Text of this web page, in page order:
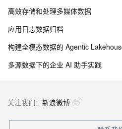
高效存储和处理多媒体数据
应用日志数据归档
构建全模态数据的 Agentic
多源数据下的企业 AI 助手实践
关注我们： 新浪微博